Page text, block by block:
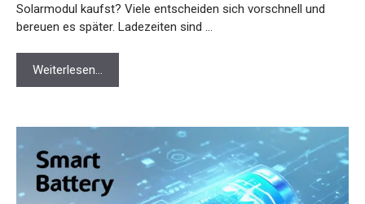
Solarmodul kaufst? Viele entscheiden sich vorschnell und
bereuen es später. Ladezeiten sind …
Weiterlesen…